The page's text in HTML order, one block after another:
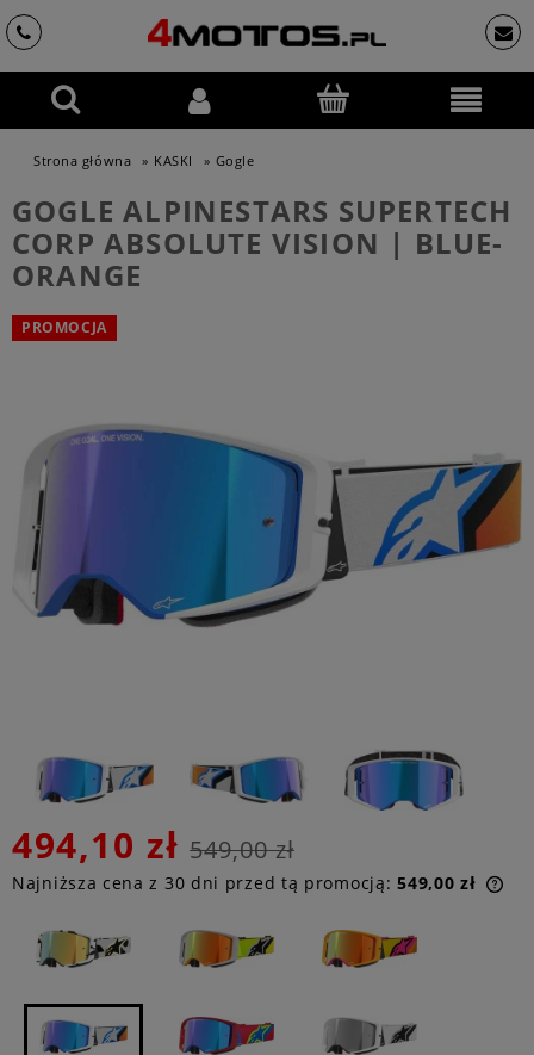
Strona główna » KASKI » Gogle
GOGLE ALPINESTARS SUPERTECH
CORP ABSOLUTE VISION | BLUE-
ORANGE
PROMOCJA
494,10 zł 549,00 zł
Najniższa cena z 30 dni przed tą promocją:549,00 zł